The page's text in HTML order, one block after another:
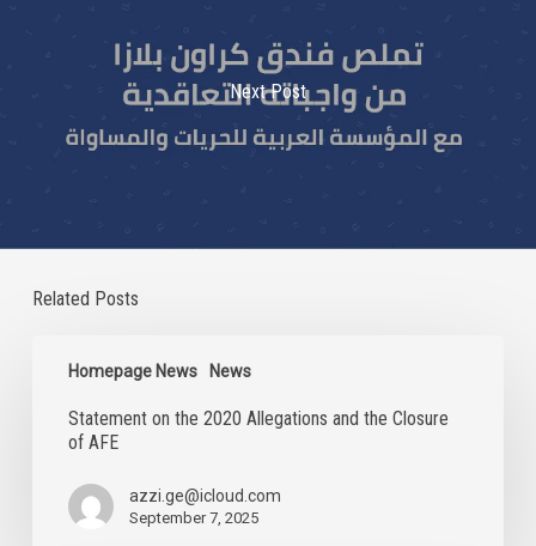
Next Post
Related Posts
Homepage News News
2020
Allegations
Closure
Statement on the 2020 Allegations and the Closure
of AFE
azzi.ge@icloud.com
September 7, 2025